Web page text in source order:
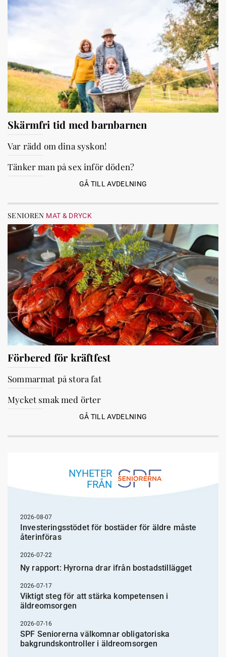
Skärmfri tid med barnbarnen
Var rädd om dina syskon!
Tänker man på sex inför döden?
GÅ TILL AVDELNING
SENIOREN MAT & DRYCK
Förbered för kräftfest
Sommarmat på stora fat
Mycket smak med örter
GÅ TILL AVDELNING
NYHETER
FRÅN
2026-08-07
Investeringsstödet för bostäder för äldre måste
återinföras
2026-07-22
Ny rapport: Hyrorna drar ifrån bostadstillägget
2026-07-17
Viktigt steg för att stärka kompetensen i
äldreomsorgen
2026-07-16
SPF Seniorerna välkomnar obligatoriska
bakgrundskontroller i äldreomsorgen